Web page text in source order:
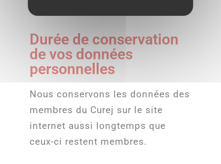
Durée de conservation
de vos données
personnelles
Nous conservons les données des
membres du Curej sur le site
internet aussi longtemps que
ceux-ci restent membres.